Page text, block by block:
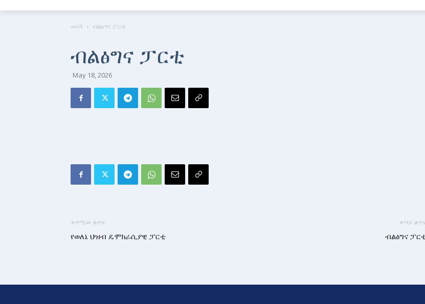
መነሻ ብልፅግና ፓርቲ
ብልፅግና ፓርቲ
May 18, 2026
ቀዳሚው ልጥፍ
የወለኔ ህዝብ ዴሞክራሲያዊ ፓርቲ
ቀጣይ
ብልፅግና